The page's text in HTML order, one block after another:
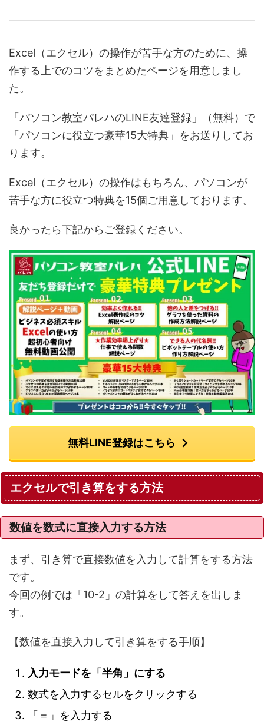
Excel（エクセル）の操作が苦手な方のために、操
作する上でのコツをまとめたページを用意しまし
た。
「パソコン教室パレハのLINE友達登録」（無料）で
「パソコンに役立つ豪華15大特典」をお送りしてお
ります。
Excel（エクセル）の操作はもちろん、パソコンが
苦手な方に役立つ特典を15個ご用意しております。
良かったら下記からご登録ください。
無料LINE登録はこちら
エクセルで引き算をする方法
数値を数式に直接入力する方法
まず、引き算で直接数値を入力して計算をする方法
です。
今回の例では「10-2」の計算をして答えを出しま
す。
【数値を直接入力して引き算をする手順】
入力モードを「半角」にする
数式を入力するセルをクリックする
「＝」を入力する